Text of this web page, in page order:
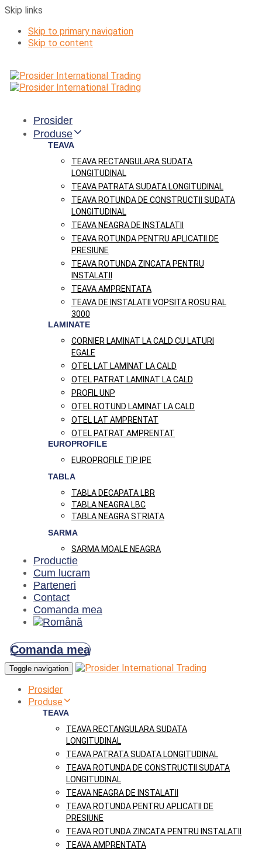
Skip links
Skip to primary navigation
Skip to content
Prosider
Produse
TEAVA
TEAVA RECTANGULARA SUDATA
LONGITUDINAL
TEAVA PATRATA SUDATA LONGITUDINAL
TEAVA ROTUNDA DE CONSTRUCTII SUDATA
LONGITUDINAL
TEAVA NEAGRA DE INSTALATII
TEAVA ROTUNDA PENTRU APLICATII DE
PRESIUNE
TEAVA ROTUNDA ZINCATA PENTRU
INSTALATII
TEAVA AMPRENTATA
TEAVA DE INSTALATII VOPSITA ROSU RAL
3000
LAMINATE
CORNIER LAMINAT LA CALD CU LATURI
EGALE
OTEL LAT LAMINAT LA CALD
OTEL PATRAT LAMINAT LA CALD
PROFIL UNP
OTEL ROTUND LAMINAT LA CALD
OTEL LAT AMPRENTAT
OTEL PATRAT AMPRENTAT
EUROPROFILE
EUROPROFILE TIP IPE
TABLA
TABLA DECAPATA LBR
TABLA NEAGRA LBC
TABLA NEAGRA STRIATA
SARMA
SARMA MOALE NEAGRA
Productie
Cum lucram
Parteneri
Contact
Comanda mea
Comanda mea
Toggle navigation
Prosider
Produse
TEAVA
TEAVA RECTANGULARA SUDATA
LONGITUDINAL
TEAVA PATRATA SUDATA LONGITUDINAL
TEAVA ROTUNDA DE CONSTRUCTII SUDATA
LONGITUDINAL
TEAVA NEAGRA DE INSTALATII
TEAVA ROTUNDA PENTRU APLICATII DE
PRESIUNE
TEAVA ROTUNDA ZINCATA PENTRU INSTALATII
TEAVA AMPRENTATA